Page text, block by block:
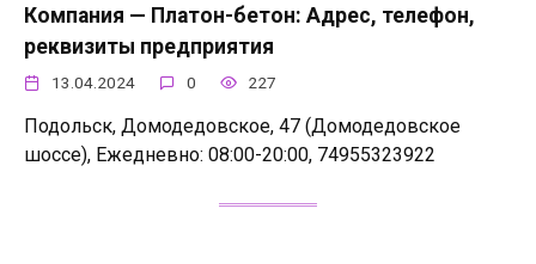
Компания — Платон-бетон: Адрес, телефон,
реквизиты предприятия
13.04.2024 0 227
Подольск, Домодедовское, 47 (Домодедовское
шоссе), Ежедневно: 08:00-20:00, 74955323922